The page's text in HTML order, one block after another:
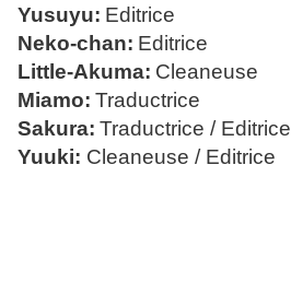
Yusuyu: Editrice
Neko-chan: Editrice
Little-Akuma: Cleaneuse
Miamo: Traductrice
Sakura: Traductrice / Editrice
Yuuki: Cleaneuse / Editrice